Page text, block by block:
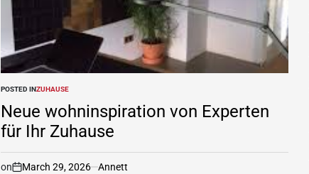
POSTED INZUHAUSE
Neue wohninspiration von Experten
für Ihr Zuhause
on March 29, 2026 Annett